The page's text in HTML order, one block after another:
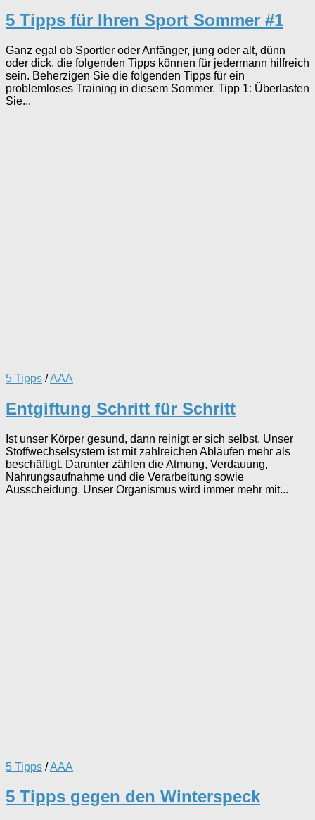
5 Tipps für Ihren Sport Sommer #1
Ganz egal ob Sportler oder Anfänger, jung oder alt, dünn
oder dick, die folgenden Tipps können für jedermann hilfreich
sein. Beherzigen Sie die folgenden Tipps für ein
problemloses Training in diesem Sommer. Tipp 1: Überlasten
Sie...
5 Tipps /AAA
Entgiftung Schritt für Schritt
Ist unser Körper gesund, dann reinigt er sich selbst. Unser
Stoffwechselsystem ist mit zahlreichen Abläufen mehr als
beschäftigt. Darunter zählen die Atmung, Verdauung,
Nahrungsaufnahme und die Verarbeitung sowie
Ausscheidung. Unser Organismus wird immer mehr mit...
5 Tipps /AAA
5 Tipps gegen den Winterspeck